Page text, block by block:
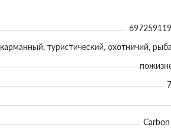
карманный, туристический, охотничий,